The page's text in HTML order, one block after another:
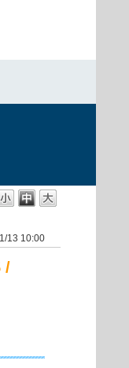
13 10:00
/